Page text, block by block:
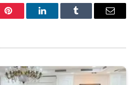
Pinterest LinkedInTumblr Email